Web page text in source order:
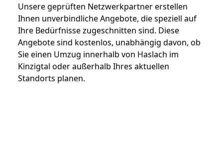
Unsere geprüften Netzwerkpartner erstellen
Ihnen unverbindliche Angebote, die speziell auf
Ihre Bedürfnisse zugeschnitten sind. Diese
Angebote sind kostenlos, unabhängig davon, ob
Sie einen Umzug innerhalb von Haslach im
Kinzigtal oder außerhalb Ihres aktuellen
Standorts planen.